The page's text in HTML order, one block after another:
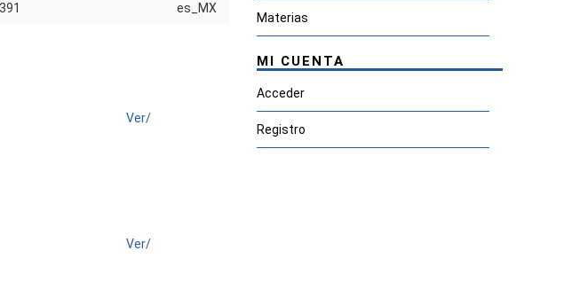
es_MX
Ver/
Ver/
Materias
MI CUENTA
Acceder
Registro